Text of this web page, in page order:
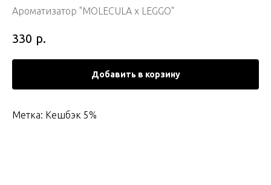
Ароматизатор "MOLECULA x LEGGO"
330 р.
Добавить в корзину
Метка: Кешбэк 5%